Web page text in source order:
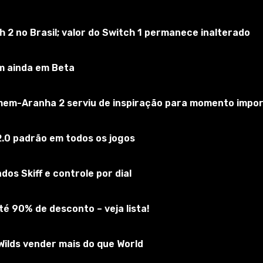
com cordão e bolsos nas coxas (18c.in .).
os arquivos .package na pasta Mods. Por padrão, ele
você baixou um complemento no formato .zip, ele deve
no Brasil; valor do Switch 1 permanece inalterado
ainda em Beta
Aranha 2 serviu de inspiração para momento
padrão em todos os jogos
Skiff e controle por dial
90% de desconto – veja lista!
vender mais do que World